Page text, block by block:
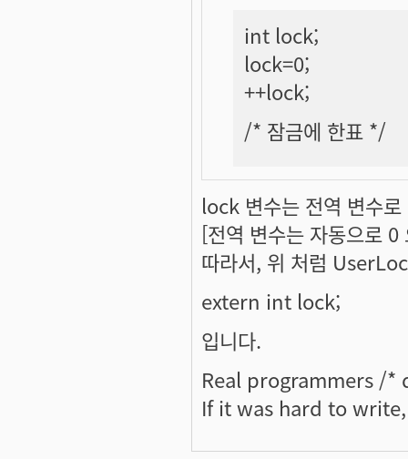
int lock;
lock=0;
++lock;
/* 잠금에 한표 */
lock 변수는 전역 변수
[전역 변수는 자동으로
따라서, 위 처럼
extern int lock;
입니다.
Real programmers /
If it was hard to